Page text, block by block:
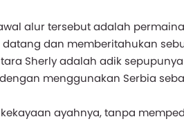
alur tersebut adalah
dan memberitahukan
Sherly adalah adik
menggunakan Serbia
ayahnya, tanpa